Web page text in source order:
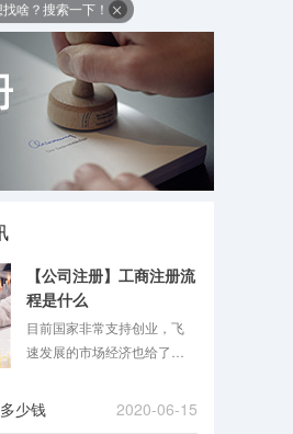
啥？搜索一下！
【公司注册】工商注册流
程是什么
目前国家非常支持创业，飞
速发展的市场经济也给了很
的现象自然也屡见不鲜。但
注册公司是一个比较麻烦的
少钱 2020-06-15